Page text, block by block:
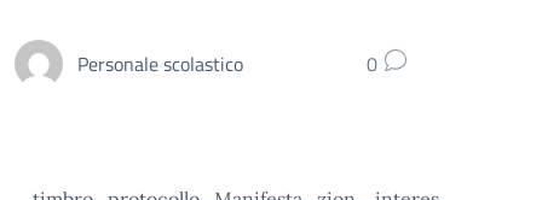
Personale scolastico 0